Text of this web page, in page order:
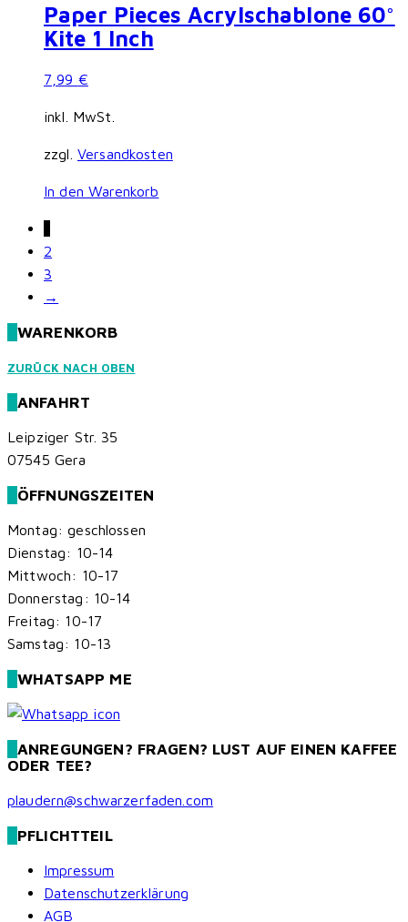
mehrere
auf
Paper Pieces Acrylschablone 60°
Kite 1 Inch
7,99 €
inkl. MwSt.
zzgl. Versandkosten
In den Warenkorb
2
3
→
WARENKORB
ZURÜCK NACH OBEN
ANFAHRT
Leipziger Str. 35
07545 Gera
ÖFFNUNGSZEITEN
Montag: geschlossen
Dienstag: 10-14
Mittwoch: 10-17
Donnerstag: 10-14
Freitag: 10-17
Samstag: 10-13
WHATSAPP ME
ANREGUNGEN? FRAGEN? LUST AUF EINEN KAFFEE
ODER TEE?
plaudern@schwarzerfaden.com
PFLICHTTEIL
Impressum
Datenschutzerklärung
AGB